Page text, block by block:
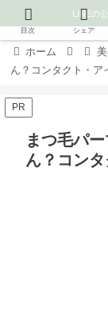
ホーム
ん？コンタクト・ア
PR
まつ毛パ
ん？コン
目次 シェア